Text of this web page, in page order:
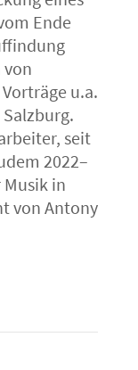
Ende
von
u.a.
seit
2022–
in
von Antony